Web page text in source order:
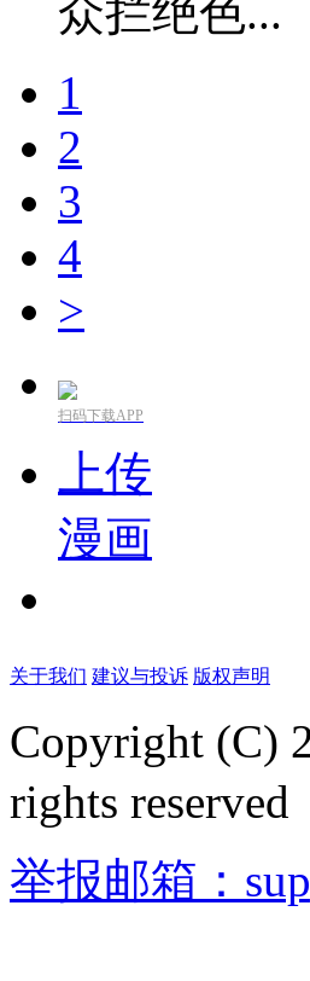
众拦绝色...
1
2
3
4
>
扫码下载APP
上传
漫画
关于我们 建议与投诉 版权声明
Copyright (C)
rights reserved
举报邮箱：